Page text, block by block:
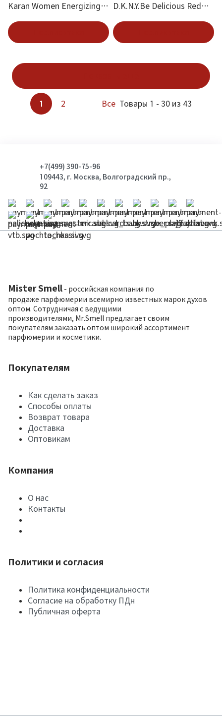
Karan Women Energizing
D.K.N.Y.Be Delicious Red
1 2 Все Товары 1 - 30 из 43
+7(499) 390-75-96
109443, г. Москва, Волгоградский пр.,
92
Mister Smell - российская компания по
продаже парфюмерии всемирно известных марок духов
оптом. Сотрудничая с ведущими
производителями, Mr.Smell предлагает своим
покупателям заказать оптом широкий ассортимент
парфюмерии и косметики.
Покупателям
Как сделать заказ
Способы оплаты
Возврат товара
Доставка
Оптовикам
Компания
О нас
Контакты
Политики и согласия
Политика конфиденциальности
Согласие на обработку ПДн
Публичная оферта